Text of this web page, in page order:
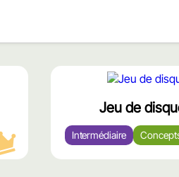
محتوى
Jeu de
Intermédiaire